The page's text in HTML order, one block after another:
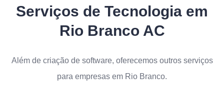
Serviços de Tecnologia em
Rio Branco AC
Além de criação de software, oferecemos outros serviços
para empresas em Rio Branco.